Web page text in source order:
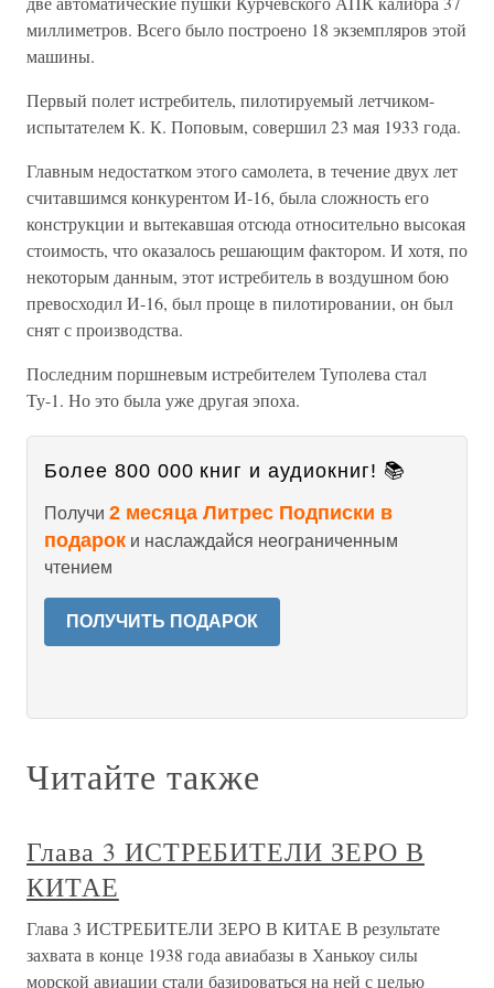
миллиметров. Всего было построено 18 экземпляров этой
машины.
Первый полет истребитель, пилотируемый летчиком-
испытателем К. К. Поповым, совершил 23 мая 1933 года.
Главным недостатком этого самолета, в течение двух лет
считавшимся конкурентом И-16, была сложность его
конструкции и вытекавшая отсюда относительно высокая
стоимость, что оказалось решающим фактором. И хотя, по
некоторым данным, этот истребитель в воздушном бою
превосходил И-16, был проще в пилотировании, он был
снят с производства.
Последним поршневым истребителем Туполева стал
Ту-1. Но это была уже другая эпоха.
Более 800 000 книг и аудиокниг! 📚
Получи 2 месяца Литрес Подписки в
подарок и наслаждайся неограниченным
чтением
ПОЛУЧИТЬ ПОДАРОК
Читайте также
Глава 3 ИСТРЕБИТЕЛИ ЗЕРО В
КИТАЕ
Глава 3 ИСТРЕБИТЕЛИ ЗЕРО В КИТАЕ В результате
захвата в конце 1938 года авиабазы в Ханькоу силы
морской авиации стали базироваться на ней с целью